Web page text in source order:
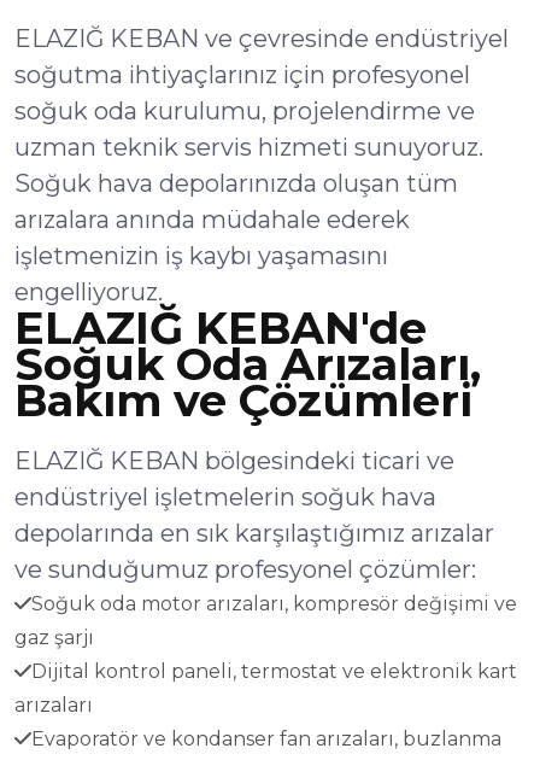
ELAZIĞ KEBAN ve çevresinde endüstriyel
soğutma ihtiyaçlarınız için profesyonel
soğuk oda kurulumu, projelendirme ve
uzman teknik servis hizmeti sunuyoruz.
Soğuk hava depolarınızda oluşan tüm
arızalara anında müdahale ederek
işletmenizin iş kaybı yaşamasını
engelliyoruz.
ELAZIĞ KEBAN'de
Soğuk Oda Arızaları,
Bakım ve Çözümleri
ELAZIĞ KEBAN bölgesindeki ticari ve
endüstriyel işletmelerin soğuk hava
depolarında en sık karşılaştığımız arızalar
ve sunduğumuz profesyonel çözümler:
Soğuk oda motor arızaları, kompresör değişimi ve
gaz şarjı
Dijital kontrol paneli, termostat ve elektronik kart
arızaları
Evaporatör ve kondanser fan arızaları, buzlanma